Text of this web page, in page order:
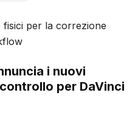
per la correzione
i nuovi
per DaVinci